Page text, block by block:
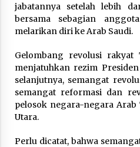
jabatannya setelah lebih
bersama sebagian
melarikan diri ke Arab Saudi.
Gelombang revolusi
menjatuhkan rezim
selanjutnya, semangat
semangat reformasi dan
pelosok negara-negara
Utara.
Perlu dicatat, bahwa